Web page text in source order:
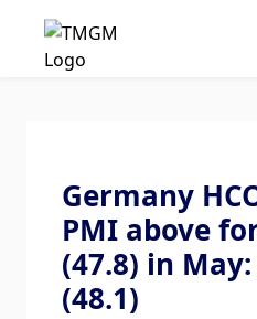
Germany
PMI above
(47.8) in
(48.1)